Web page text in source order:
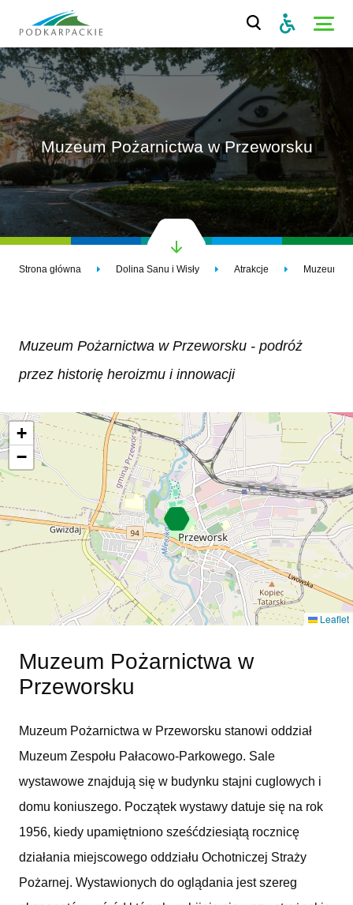
Muzeum Pożarnictwa w Przeworsku
Strona główna Dolina Sanu i Wisły Atrakcje Muzeum
Muzeum Pożarnictwa w Przeworsku - podróż
przez historię heroizmu i innowacji
+
−
Leaflet
Muzeum Pożarnictwa w
Przeworsku
Muzeum Pożarnictwa w Przeworsku stanowi oddział
Muzeum Zespołu Pałacowo-Parkowego. Sale
wystawowe znajdują się w budynku stajni cuglowych i
domu koniuszego. Początek wystawy datuje się na rok
1956, kiedy upamiętniono sześćdziesiątą rocznicę
działania miejscowego oddziału Ochotniczej Straży
Pożarnej. Wystawionych do oglądania jest szereg